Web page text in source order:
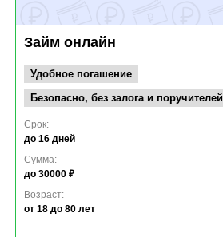
Займ онлайн
Удобное погашение
Безопасно, без залога и поручителей
Срок:
до 16 дней
Сумма:
до 30000 ₽
Возраст:
от 18 до 80 лет